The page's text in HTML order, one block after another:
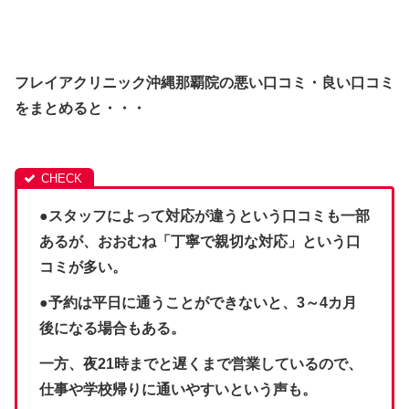
フレイアクリニック沖縄那覇院の悪い口コミ・良い口コミ
をまとめると・・・
●スタッフによって対応が違うという口コミも一部
あるが、おおむね「丁寧で親切な対応」という口
コミが多い。
●予約は平日に通うことができないと、3～4カ月
後になる場合もある。
一方、夜21時までと遅くまで営業しているので、
仕事や学校帰りに通いやすいという声も。